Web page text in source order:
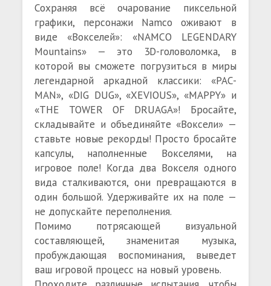
Сохраняя всё очарование пиксельной
графики, персонажи Namco оживают в
виде «Вокселей»: «NAMCO LEGENDARY
Mountains» — это 3D-головоломка, в
которой вы сможете погрузиться в миры
легендарной аркадной классики: «PAC-
MAN», «DIG DUG», «XEVIOUS», «MAPPY» и
«THE TOWER OF DRUAGA»! Бросайте,
складывайте и объединяйте «Воксели» —
ставьте новые рекорды! Просто бросайте
капсулы, наполненные Вокселями, на
игровое поле! Когда два Вокселя одного
вида сталкиваются, они превращаются в
один большой. Удерживайте их на поле —
не допускайте переполнения.
Помимо потрясающей визуальной
составляющей, знаменитая музыка,
пробуждающая воспоминания, выведет
ваш игровой процесс на новый уровень.